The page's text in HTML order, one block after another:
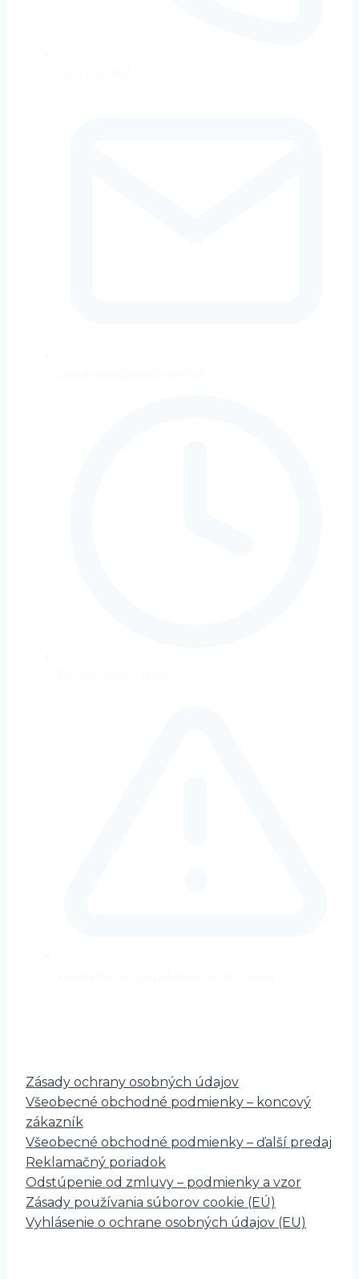
Zásady ochrany osobných údajov
Všeobecné obchodné podmienky – koncový
zákazník
Všeobecné obchodné podmienky – ďalší predaj
Reklamačný poriadok
Odstúpenie od zmluvy – podmienky a vzor
Zásady používania súborov cookie (EÚ)
Vyhlásenie o ochrane osobných údajov (EU)